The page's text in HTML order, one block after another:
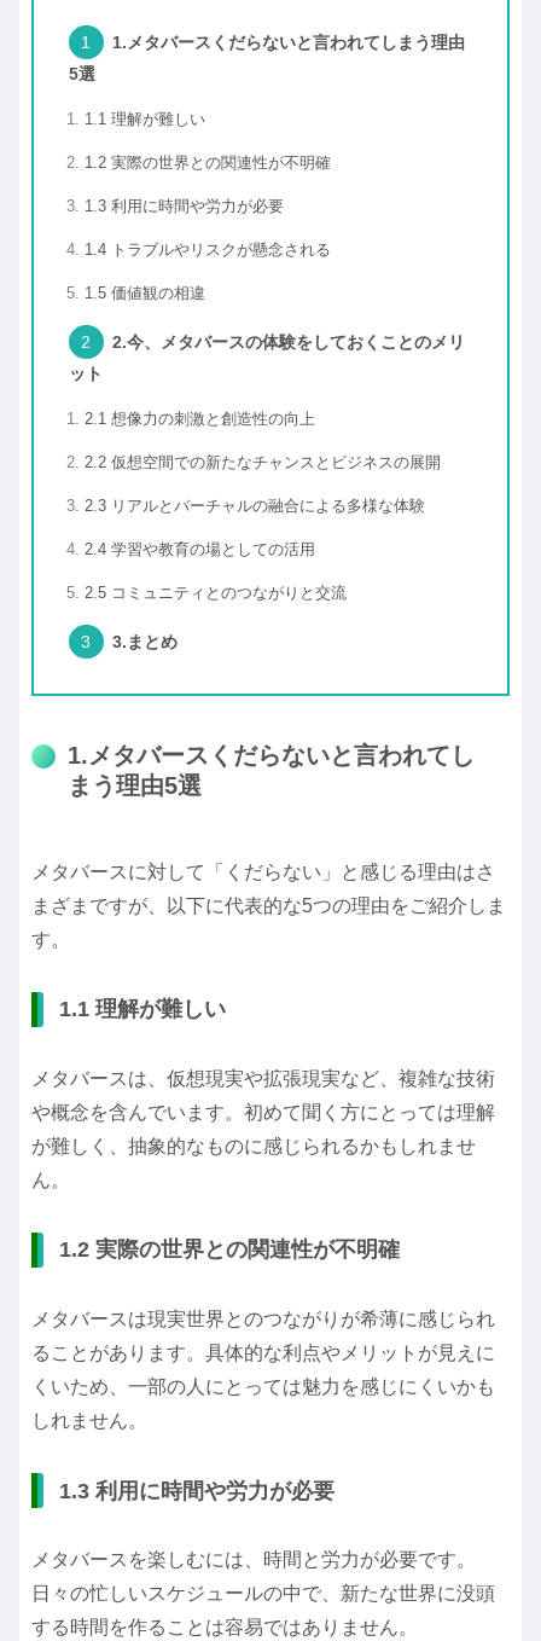
1.メタバースくだらないと言われてしまう理由
5選
1.1 理解が難しい
1.2 実際の世界との関連性が不明確
1.3 利用に時間や労力が必要
1.4 トラブルやリスクが懸念される
1.5 価値観の相違
2.今、メタバースの体験をしておくことのメリ
ット
2.1 想像力の刺激と創造性の向上
2.2 仮想空間での新たなチャンスとビジネスの展開
2.3 リアルとバーチャルの融合による多様な体験
2.4 学習や教育の場としての活用
2.5 コミュニティとのつながりと交流
3.まとめ
1.メタバースくだらないと言われてし
まう理由5選
メタバースに対して「くだらない」と感じる理由はさ
まざまですが、以下に代表的な5つの理由をご紹介しま
す。
1.1 理解が難しい
メタバースは、仮想現実や拡張現実など、複雑な技術
や概念を含んでいます。初めて聞く方にとっては理解
が難しく、抽象的なものに感じられるかもしれませ
ん。
1.2 実際の世界との関連性が不明確
メタバースは現実世界とのつながりが希薄に感じられ
ることがあります。具体的な利点やメリットが見えに
くいため、一部の人にとっては魅力を感じにくいかも
しれません。
1.3 利用に時間や労力が必要
メタバースを楽しむには、時間と労力が必要です。
日々の忙しいスケジュールの中で、新たな世界に没頭
する時間を作ることは容易ではありません。